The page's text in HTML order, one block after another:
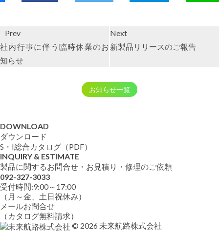
Prev
社内行事に伴う臨時休業のお
知らせ
Next
新製品リリースのご報告
お知らせ一覧
DOWNLOAD
ダウンロード
S・I総合カタログ（PDF）
INQUIRY & ESTIMATE
製品に関するお問合せ・お見積り・修理のご依頼
092-327-3033
受付時間:9:00～17:00
（月～金、土日祝休み）
メールお問合せ
（カタログ無料請求）
© 2026 未来航路株式会社